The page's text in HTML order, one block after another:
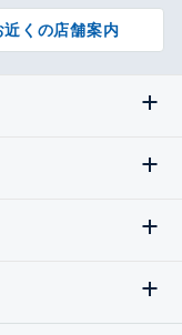
近くの店舗案内